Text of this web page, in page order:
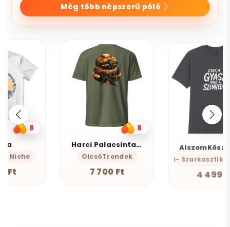
Még több népszerű póló
8
Harci Palacsinta - Grafikus Unisex Póló
OlcsóTrendek
AlszomKöszi póló - Csak a gyász meg a szenvedés
AlszomKöszi- Szarkasztikus-Vicces-